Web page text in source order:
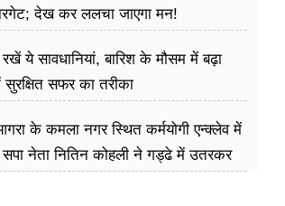
देख कर ललचा जाएगा मन!
ये सावधानियां, बारिश के मौसम में बढ़ा
सफर का तरीका
के कमला नगर स्थित कर्मयोगी एन्क्लेव में
नेता नितिन कोहली ने गड्ढे में उतरकर